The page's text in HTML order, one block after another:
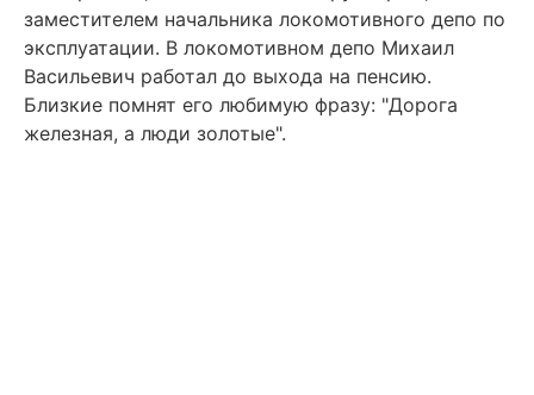
заместителем начальника локомотивного депо по
эксплуатации. В локомотивном депо Михаил
Васильевич работал до выхода на пенсию.
Близкие помнят его любимую фразу: "Дорога
железная, а люди золотые".